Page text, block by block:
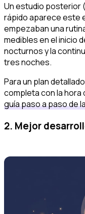
Un estudio posterior
rápido aparece este
empezaban una
medibles en el inicio
nocturnos y la
tres noches.
Para un plan
completa con la
guía paso a paso de
2. Mejor